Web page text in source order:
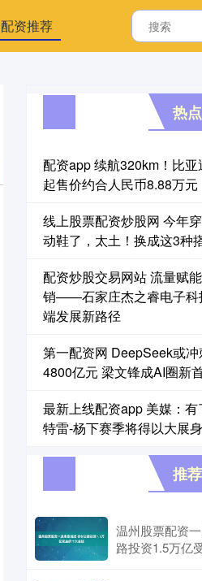
配资推荐
热
配资app 续航320km！比亚
起售价约合人民币8.88万元
线上股票配资炒股网 今年
动鞋了，太土！换成这3种
配资炒股交易网站 流量赋
销——石家庄杰之睿电子科
端发展新路径
第一配资网 DeepSeek或冲
4800亿元 梁文锋成AI圈新
最新上线配资app 美媒：有
特雷-杨下赛季将得以大展
推
温州股票配资
路投资1.5万亿